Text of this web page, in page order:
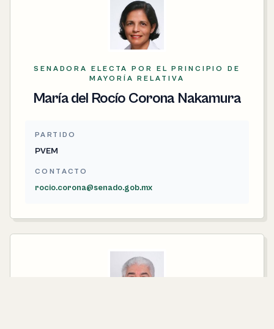
SENADORA ELECTA POR EL PRINCIPIO DE
MAYORÍA RELATIVA
María del Rocío Corona Nakamura
PARTIDO
PVEM
CONTACTO
rocio.corona@senado.gob.mx